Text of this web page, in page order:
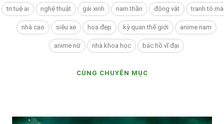
tri tuệ ai nghệ thuật gái xinh nam thần động vật tranh tô
nhà cao siêu xe hoa đẹp kỳ quan thế giới anime nam
anime nữ nhà khoa học bác hồ vĩ đại
CÙNG CHUYÊN MỤC